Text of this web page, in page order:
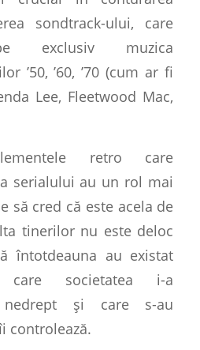
sondtrack-ului, care
exclusiv muzica
’50, ’60, ’70 (cum ar fi
Lee, Fleetwood Mac,
retro care
serialului au un rol mai
să cred că este acela de
tinerilor nu este deloc
întotdeauna au existat
care societatea i-a
nedrept și care s-au
controlează.